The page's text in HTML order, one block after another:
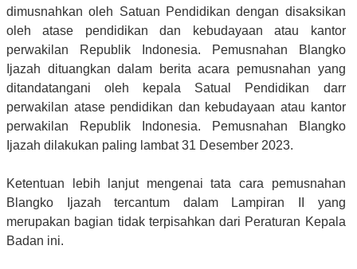
dimusnahkan oleh Satuan Pendidikan dengan disaksikan
oleh atase pendidikan dan kebudayaan atau kantor
perwakilan Republik Indonesia. Pemusnahan Blangko
Ijazah dituangkan dalam berita acara pemusnahan yang
ditandatangani oleh kepala Satual Pendidikan darr
perwakilan atase pendidikan dan kebudayaan atau kantor
perwakilan Republik Indonesia. Pemusnahan Blangko
Ijazah dilakukan paling lambat 31 Desember 2023.
Ketentuan lebih lanjut mengenai tata cara pemusnahan
Blangko Ijazah tercantum dalam Lampiran II yang
merupakan bagian tidak terpisahkan dari Peraturan Kepala
Badan ini.